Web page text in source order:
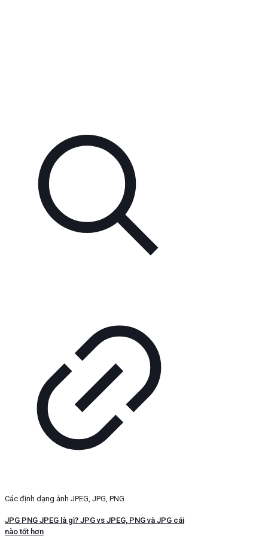
Các định dạng ảnh JPEG, JPG, PNG
JPG PNG JPEG là gì? JPG vs JPEG, PNG và JPG cái
nào tốt hơn